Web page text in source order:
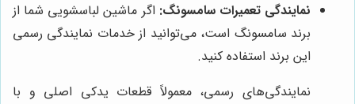
نمایندگی تعمیرات سامسونگ: اگر ماشین لباسشویی شما از
برند سامسونگ است، می‌توانید از خدمات نمایندگی رسمی
این برند استفاده کنید.
نمایندگی‌های رسمی، معمولاً قطعات یدکی اصلی و با